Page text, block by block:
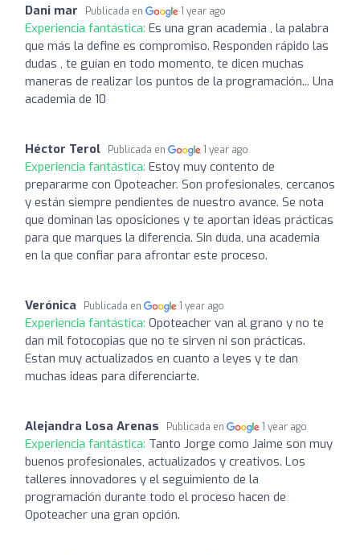
Dani mar Publicada en 1 year ago
Experiencia fantástica: Es una gran academia , la palabra
que más la define es compromiso. Responden rápido las
dudas , te guían en todo momento, te dicen muchas
maneras de realizar los puntos de la programación... Una
academia de 10
Héctor Terol Publicada en 1 year ago
Experiencia fantástica: Estoy muy contento de
prepararme con Opoteacher. Son profesionales, cercanos
y están siempre pendientes de nuestro avance. Se nota
que dominan las oposiciones y te aportan ideas prácticas
para que marques la diferencia. Sin duda, una academia
en la que confiar para afrontar este proceso.
Verónica Publicada en 1 year ago
Experiencia fantástica: Opoteacher van al grano y no te
dan mil fotocopias que no te sirven ni son prácticas.
Estan muy actualizados en cuanto a leyes y te dan
muchas ideas para diferenciarte.
Alejandra Losa Arenas Publicada en 1 year ago
Experiencia fantástica: Tanto Jorge como Jaime son muy
buenos profesionales, actualizados y creativos. Los
talleres innovadores y el seguimiento de la
programación durante todo el proceso hacen de
Opoteacher una gran opción.